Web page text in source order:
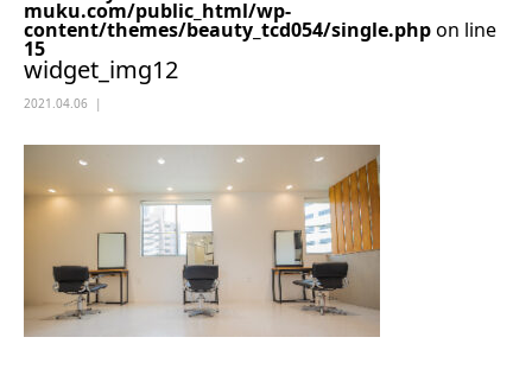
muku.com/public_html/wp-
content/themes/beauty_tcd054/single.phpon line
15
widget_img12
2021.04.06